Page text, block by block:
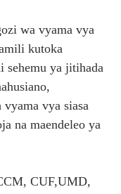
wa vyama vya
kutoka
sehemu ya jitihada
vya siasa
na maendeleo ya
CUF,UMD,